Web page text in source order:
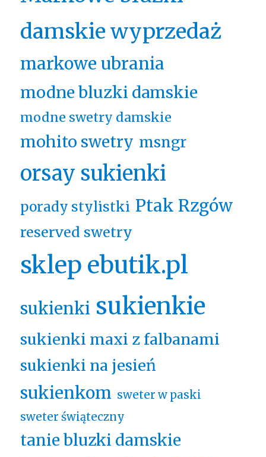
damskie wyprzedaż
markowe ubrania
modne bluzki damskie
modne swetry damskie
mohito swetry msngr
orsay sukienki
porady stylistki Ptak Rzgów
reserved swetry
sklep ebutik.pl
sukienki sukienkie
sukienki maxi z falbanami
sukienki na jesień
sukienkom sweter w paski
sweter świąteczny
tanie bluzki damskie